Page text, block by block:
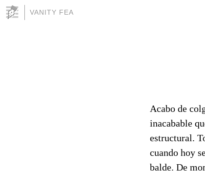
VANITY FEA
Acabo de
inacabable
estructural.
cuando hoy
balde. De